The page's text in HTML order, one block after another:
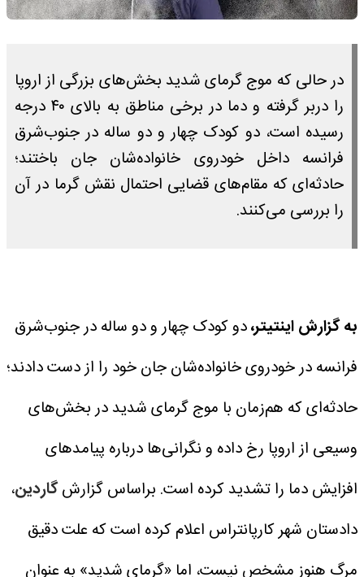
در حالی که موج گرمای شدید بخش‌های بزرگی از اروپا
را دربر گرفته و دما در برخی مناطق به بالای ۴۰ درجه
رسیده است، دو کودک چهار و دو ساله در جنوب‌شرق
فرانسه داخل خودروی خانواده‌شان جان باختند؛
حادثه‌ای که مقام‌های قضایی احتمال نقش گرما در آن
را بررسی می‌کنند.
به گزارش اینتیتر،دو کودک چهار و دو ساله در جنوب‌شرق
فرانسه در خودروی خانواده‌شان جان خود را از دست دادند؛
حادثه‌ای که هم‌زمان با موج گرمای شدید در بخش‌های
وسیعی از اروپا رخ داده و نگرانی‌ها درباره پیامدهای
افزایش دما را تشدید کرده است. براساس گزارشگاردین،
دادستان شهر کارپانتراس اعلام کرده است که علت دقیق
مرگ هنوز مشخص نیست، اما «گرمای شدید» به عنوان